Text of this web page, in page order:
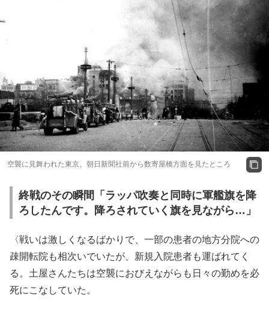
空襲に見舞われた東京。朝日新聞社前から数寄屋橋方面を見たところ
終戦のその瞬間「ラッパ吹奏と同時に軍艦旗を降
ろしたんです。降ろされていく旗を見ながら…」
〈戦いは激しくなるばかりで、一部の患者の地方分院への
疎開転院も相次いでいたが、新規入院患者も運ばれてく
る。土屋さんたちは空襲におびえながらも日々の勤めを必
死にこなしていた。